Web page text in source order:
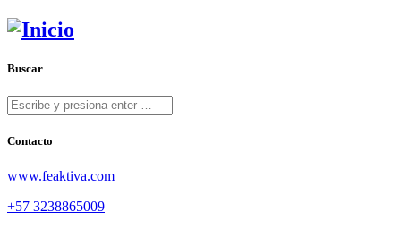
Buscar
Contacto
www.feaktiva.com
+57 3238865009